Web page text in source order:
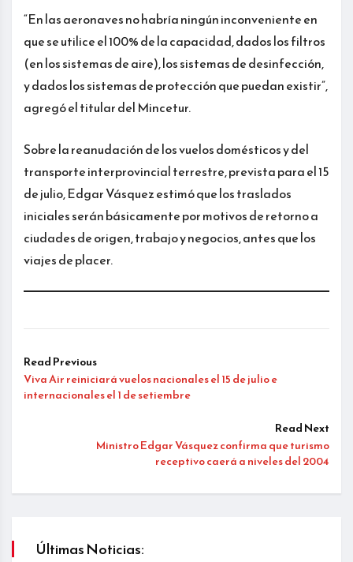
“En las aeronaves no habría ningún inconveniente en
que se utilice el 100% de la capacidad, dados los filtros
(en los sistemas de aire), los sistemas de desinfección,
y dados los sistemas de protección que puedan existir”,
agregó el titular del Mincetur.
Sobre la reanudación de los vuelos domésticos y del
transporte interprovincial terrestre, prevista para el 15
de julio, Edgar Vásquez estimó que los traslados
iniciales serán básicamente por motivos de retorno a
ciudades de origen, trabajo y negocios, antes que los
viajes de placer.
Read Previous
Viva Air reiniciará vuelos nacionales el 15 de julio e
internacionales el 1 de setiembre
Read Next
Ministro Edgar Vásquez confirma que turismo
receptivo caerá a niveles del 2004
Últimas Noticias: